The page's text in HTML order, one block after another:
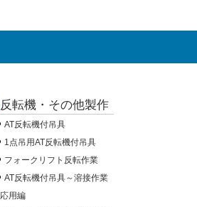
反転機・その他製作
AT反転機付吊具
1点吊用AT反転機付吊具
フォークリフト反転作業
AT反転機付吊具～溶接作業
応用編